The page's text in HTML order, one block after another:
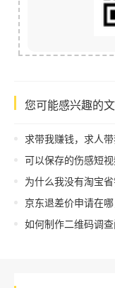
您可能感兴趣的
求带我赚钱，求人带我
可以保存的伤感短视频素材火影，可以保存的伤感短视
为什么我没有淘宝省钱卡入口，为什么我没有淘宝省钱卡入口我的淘宝
京东退差价申请在哪，京东退差价申请
如何制作二维码调查问卷模板（如何制作二维码调查问